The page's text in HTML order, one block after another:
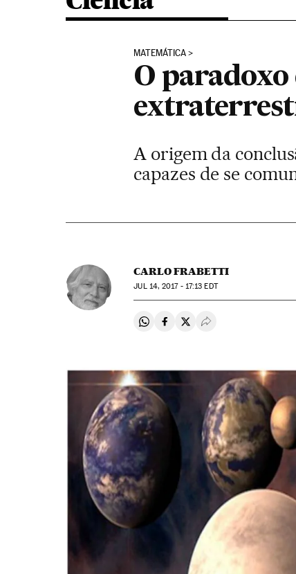
MATEMÁTICA
O
A origem da
capazes de se
CARLO FRABETTI
JUL14, 2017 - 17:13 EDT
Compartir en Whatsapp
Compartir en Facebook
Compartir en Twitter
Desplegar Redes